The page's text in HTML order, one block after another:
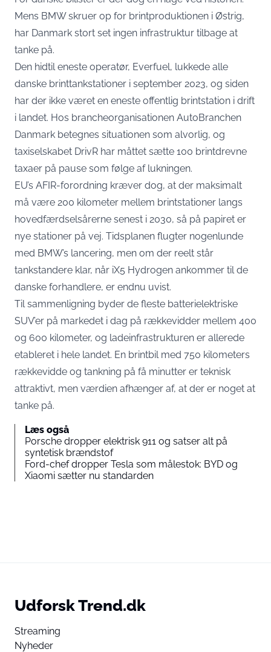
Mens BMW skruer op for brintproduktionen i Østrig,
har Danmark stort set ingen infrastruktur tilbage at
tanke på.
Den hidtil eneste operatør, Everfuel, lukkede alle
danske brinttankstationer i september 2023, og siden
har der ikke været en eneste offentlig brintstation i drift
i landet. Hos brancheorganisationen AutoBranchen
Danmark betegnes situationen som alvorlig, og
taxiselskabet DrivR har måttet sætte 100 brintdrevne
taxaer på pause som følge af lukningen.
EU’s AFIR-forordning kræver dog, at der maksimalt
må være 200 kilometer mellem brintstationer langs
hovedfærdselsårerne senest i 2030, så på papiret er
nye stationer på vej. Tidsplanen flugter nogenlunde
med BMW’s lancering, men om der reelt står
tankstandere klar, når iX5 Hydrogen ankommer til de
danske forhandlere, er endnu uvist.
Til sammenligning byder de fleste batterielektriske
SUV’er på markedet i dag på rækkevidder mellem 400
og 600 kilometer, og ladeinfrastrukturen er allerede
etableret i hele landet. En brintbil med 750 kilometers
rækkevidde og tankning på få minutter er teknisk
attraktivt, men værdien afhænger af, at der er noget at
tanke på.
Læs også
Porsche dropper elektrisk 911 og satser alt på
syntetisk brændstof
Ford-chef dropper Tesla som målestok: BYD og
Xiaomi sætter nu standarden
Udforsk Trend.dk
Streaming
Nyheder